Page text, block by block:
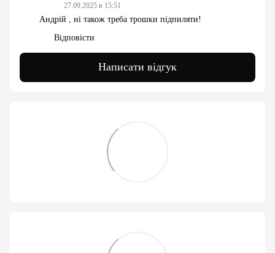
27.09.2025 в 15:51
Андрій , ні також треба трошки підпиляти!
Відповісти
Написати відгук